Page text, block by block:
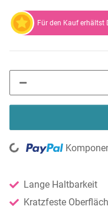
Lange Haltbarkeit
Kratzfeste
Für den Kauf erhältst